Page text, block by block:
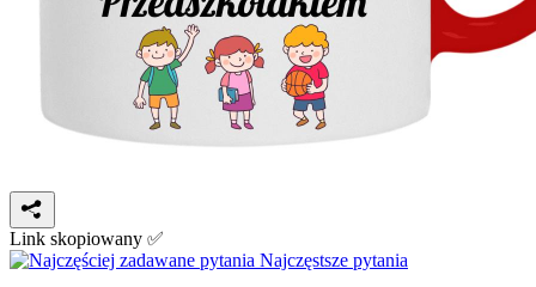
Link skopiowany ✅
Najczęstsze pytania